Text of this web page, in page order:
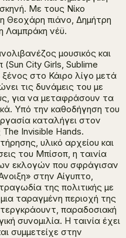
Με τους Νίκο
Θεοχάρη πιάνο, Δημήτρη
Λαμπράκη νέϋ.
μουσικός και
City Girls, Sublime
στο Κάιρο λίγο μετά
τις δυνάμεις του με
για να μεταφράσουν τα
Υπό την καθοδήγηση του
καταλήγει στον
Invisible Hands.
υλικό αρχείου και
του Μπίσοπ, η ταινία
εκλογών που σφράγισαν
στην Αίγυπτο,
της πολιτικής με
ταραγμένη περιοχή της
παραδοσιακή
συνομιλία. H ταινία έχει
συμμετείχε στην